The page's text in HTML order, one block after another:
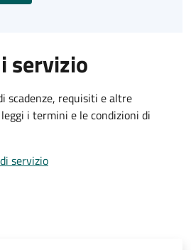
servizio
scadenze, requisiti e altre
i termini e le condizioni di
servizio